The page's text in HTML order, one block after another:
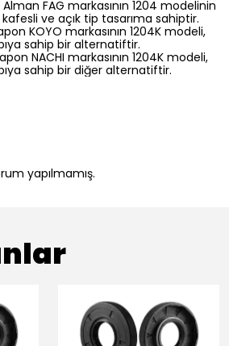
Alman FAG markasının 1204 modelinin
kafesli ve açık tip tasarıma sahiptir.
KOYO markasının 1204K modeli,
sahip bir alternatiftir.
NACHI markasının 1204K modeli,
sahip bir diğer alternatiftir.
yapılmamış.